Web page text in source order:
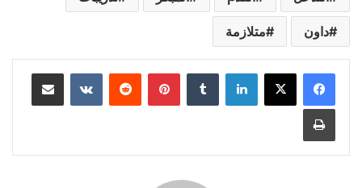
داون متلازمة
لينكدإن بينتيريست مشاركة عبر البريد
طباعة